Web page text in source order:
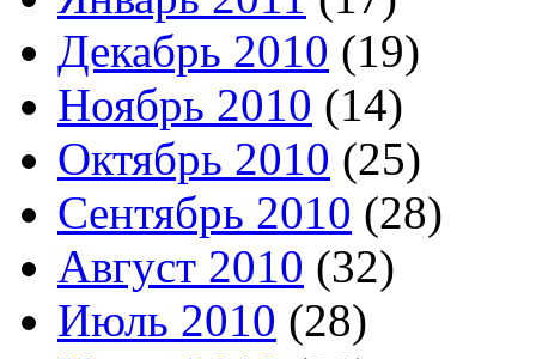
Декабрь 2010 (19)
Ноябрь 2010 (14)
Октябрь 2010 (25)
Сентябрь 2010 (28)
Август 2010 (32)
Июль 2010 (28)